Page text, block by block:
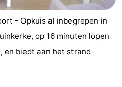
- Opkuis al inbegrepen in
op 16 minuten lopen
en biedt aan het strand